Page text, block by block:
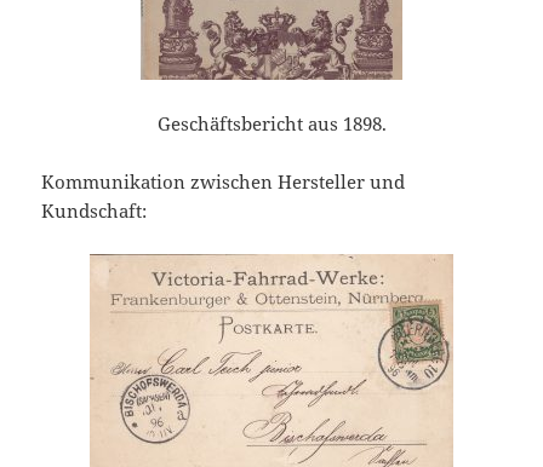
Geschäftsbericht aus 1898.
Kommunikation zwischen Hersteller und
Kundschaft: